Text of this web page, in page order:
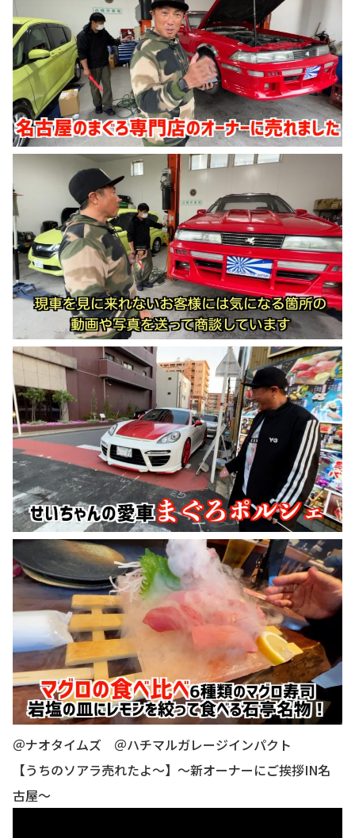
＠ナオタイムズ ＠ハチマルガレージインパクト
【うちのソアラ売れたよ〜】〜新オーナーにご挨拶IN名
古屋〜